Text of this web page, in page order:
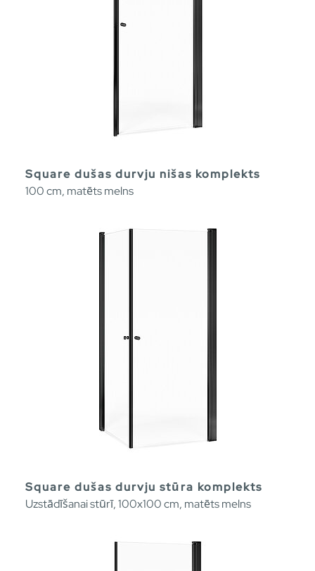
Square dušas durvju nišas komplekts
100 cm, matēts melns
Square dušas durvju stūra komplekts
Uzstādīšanai stūrī, 100x100 cm, matēts melns